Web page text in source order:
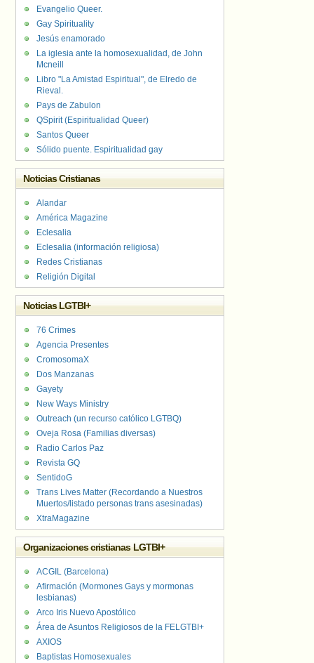
Evangelio Queer.
Gay Spirituality
Jesús enamorado
La iglesia ante la homosexualidad, de John
Mcneill
Libro "La Amistad Espiritual", de Elredo de
Rieval.
Pays de Zabulon
QSpirit (Espiritualidad Queer)
Santos Queer
Sólido puente. Espiritualidad gay
Noticias Cristianas
Alandar
América Magazine
Eclesalia
Eclesalia (información religiosa)
Redes Cristianas
Religión Digital
Noticias LGTBI+
76 Crimes
Agencia Presentes
CromosomaX
Dos Manzanas
Gayety
New Ways Ministry
Outreach (un recurso católico LGTBQ)
Oveja Rosa (Familias diversas)
Radio Carlos Paz
Revista GQ
SentidoG
Trans Lives Matter (Recordando a Nuestros
Muertos/listado personas trans asesinadas)
XtraMagazine
Organizaciones cristianas LGTBI+
ACGIL (Barcelona)
Afirmación (Mormones Gays y mormonas
lesbianas)
Arco Iris Nuevo Apostólico
Área de Asuntos Religiosos de la FELGTBI+
AXIOS
Baptistas Homosexuales